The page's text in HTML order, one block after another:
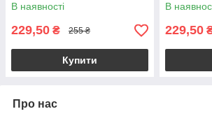
В наявності
229,50 ₴ 255 ₴
Купити
В
229,50
Про нас